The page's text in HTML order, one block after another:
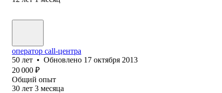
оператор call-центра
50 лет • Обновлено 17 октября 2013
20 000 ₽
Общий опыт
30 лет 3 месяца